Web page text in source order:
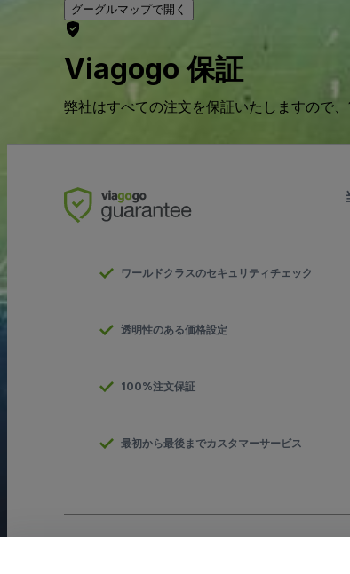
グーグルマップで開く
Viagogo 保証
弊社はすべての注文を保証いたしますので
ワールドクラスのセキュリティチェック
透明性のある価格設定
100%注文保証
最初から最後までカスタマーサービス